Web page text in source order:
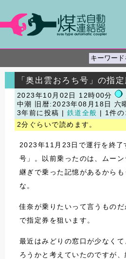
「奥出雲おろち号」の指
2023年10月02日 12時00分
中潮
旧暦:2023年08月18日 六
3年前に投稿 | 鉄道全般
| 1件の
2分ぐらいで読めます。
2023年11月23日で運行を終了
号」。以前乗ったのは、ムー
継ぎで乗った記憶があるから
な。
佳奈が乗りたいって言うもの
で指定券を狙います。
最近はみどりの窓口が少なく
ろうかと考えていたのですが